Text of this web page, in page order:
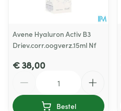
Avene Hyaluron Activ B3
Driev.corr.oogverz.15ml Nf
€ 38,00
Bestel